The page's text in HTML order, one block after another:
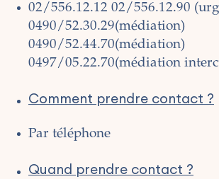
02/556.12.12 02/556.12.90
0490/52.30.29(médiation)
0490/52.44.70(médiation)
0497/05.22.70(médiation
Comment prendre contact ?
Par téléphone
Quand prendre contact ?